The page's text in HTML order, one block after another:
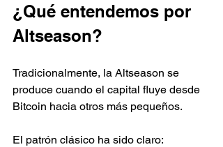
¿Qué entendemos por
Altseason?
Tradicionalmente, la Altseason se
produce cuando el capital fluye desde
Bitcoin hacia otros más pequeños.
El patrón clásico ha sido claro: